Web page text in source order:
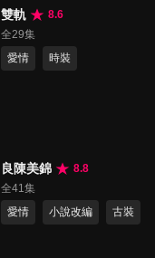
雙軌
8.6
全29集
愛情
時裝
良陳美錦
8.8
全41集
愛情
小說改編 古裝